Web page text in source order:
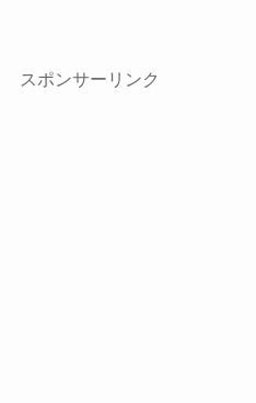
スポンサーリンク